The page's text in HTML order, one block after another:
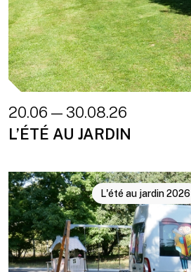
20.06 — 30.08.26
L’ÉTÉ AU JARDIN
L'été au jardin 2026